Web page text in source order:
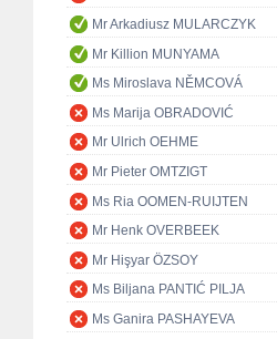
Mr Arkadiusz MULARCZYK
Mr Killion MUNYAMA
Ms Miroslava NĚMCOVÁ
Ms Marija OBRADOVIĆ
Mr Ulrich OEHME
Mr Pieter OMTZIGT
Ms Ria OOMEN-RUIJTEN
Mr Henk OVERBEEK
Mr Hişyar ÖZSOY
Ms Biljana PANTIĆ PILJA
Ms Ganira PASHAYEVA